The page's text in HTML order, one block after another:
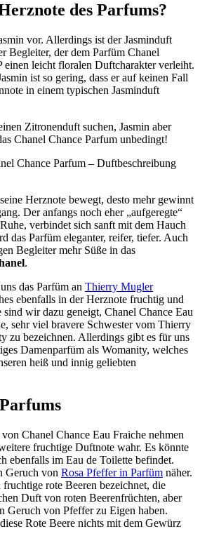
des Parfums?
vor. Allerdings ist der Jasminduft
Begleiter, der dem Parfüm Chanel
einen leicht floralen Duftcharakter verleiht.
ist so gering, dass er auf keinen Fall
in einem typischen Jasminduft
Zitronenduft suchen, Jasmin aber
Chanel Chance Parfum unbedingt!
Herznote bewegt, desto mehr gewinnt
Der anfangs noch eher „aufgeregte“
verbindet sich sanft mit dem Hauch
das Parfüm eleganter, reifer, tiefer. Auch
Begleiter mehr Süße in das
.
das Parfüm an Thierry Mugler
ebenfalls in der Herznote fruchtig und
wir dazu geneigt, Chanel Chance Eau
sehr viel bravere Schwester vom Thierry
zu bezeichnen. Allerdings gibt es für uns
Damenparfüm als Womanity, welches
heiß und innig geliebten
Chanel Chance Eau Fraiche nehmen
fruchtige Duftnote wahr. Es könnte
ebenfalls im Eau de Toilette befindet.
Geruch von Rosa Pfeffer in Parfüm näher.
rote Beeren bezeichnet, die
Duft von roten Beerenfrüchten, aber
Geruch von Pfeffer zu Eigen haben.
Rote Beere nichts mit dem Gewürz